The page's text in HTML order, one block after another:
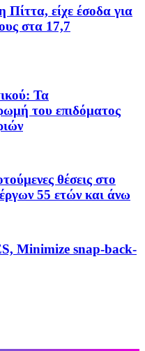
είχε έσοδα για
στα 17,7
Τα
του επιδόματος
θέσεις στο
55 ετών και άνω
Minimize snap-back-